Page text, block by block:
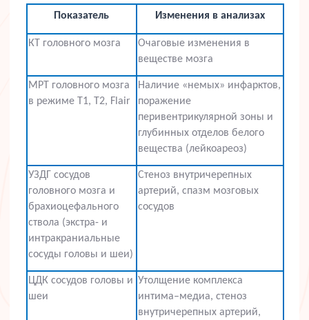
Показатель Изменения в анализах
КТ головного мозга
Очаговые изменения в
веществе мозга
МРТ головного мозга
в режиме Т1, Т2, Flair
Наличие «немых» инфарктов,
поражение
перивентрикулярной зоны и
глубинных отделов белого
вещества (лейкоареоз)
УЗДГ сосудов
головного мозга и
брахиоцефального
ствола (экстра- и
интракраниальные
сосуды головы и шеи)
Стеноз внутричерепных
артерий, спазм мозговых
сосудов
ЦДК сосудов головы и
шеи
Утолщение комплекса
интима–медиа, стеноз
внутричерепных артерий,